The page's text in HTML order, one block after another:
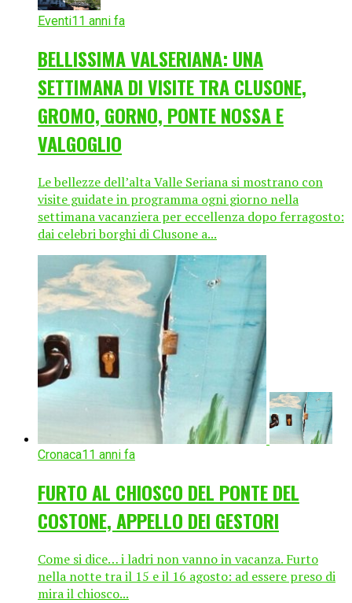
Eventi11 anni fa
BELLISSIMA VALSERIANA: UNA
SETTIMANA DI VISITE TRA CLUSONE,
GROMO, GORNO, PONTE NOSSA E
VALGOGLIO
Le bellezze dell’alta Valle Seriana si mostrano con
visite guidate in programma ogni giorno nella
settimana vacanziera per eccellenza dopo ferragosto:
dai celebri borghi di Clusone a...
Cronaca11 anni fa
FURTO AL CHIOSCO DEL PONTE DEL
COSTONE, APPELLO DEI GESTORI
Come si dice… i ladri non vanno in vacanza. Furto
nella notte tra il 15 e il 16 agosto: ad essere preso di
mira il chiosco...